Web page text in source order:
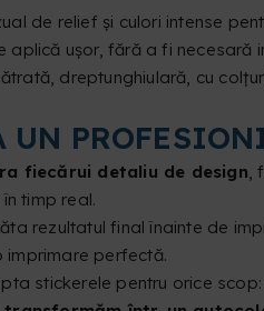
de relief și culori intense
ușor, fără a fi necesară
dreptunghiulară, cu
UN
fiecărui detaliu de design,
timp real.
rezultatul final înainte de
perfectă.
stickerele pentru orice